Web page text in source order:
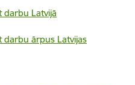
darbu Latvijā
darbu ārpus Latvijas